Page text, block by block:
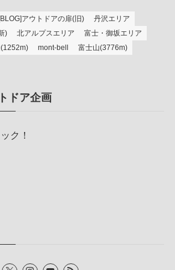
アウトドアの扉(旧)
丹沢エリア
)
北アルプスエリア
富士・御坂エリア
mont-bell 富士山(3776m)
ドア企画
ク！